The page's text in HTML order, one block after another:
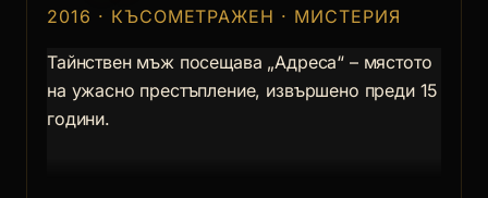
2016 · КЪСОМЕТРАЖЕН · МИСТЕРИЯ
Тайнствен мъж посещава „Адреса“ – мястото
на ужасно престъпление, извършено преди 15
години.